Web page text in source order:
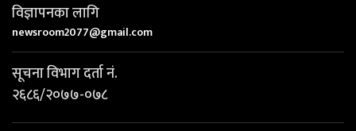
विज्ञापनका लागि
newsroom2077@gmail.com
सूचना विभाग दर्ता नं.
२६८६/२०७७-०७८